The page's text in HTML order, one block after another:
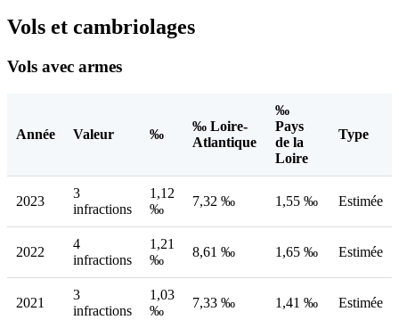
Vols et cambriolages
Vols avec armes
Année Valeur ‰
‰ Loire-
Atlantique
‰
Pays
de la
Loire
Type
2023
3
infractions
1,12
‰
7,32 ‰ 1,55 ‰ Estimée
2022
4
infractions
1,21
‰
8,61 ‰ 1,65 ‰ Estimée
2021
3
infractions
1,03
‰
7,33 ‰ 1,41 ‰ Estimée